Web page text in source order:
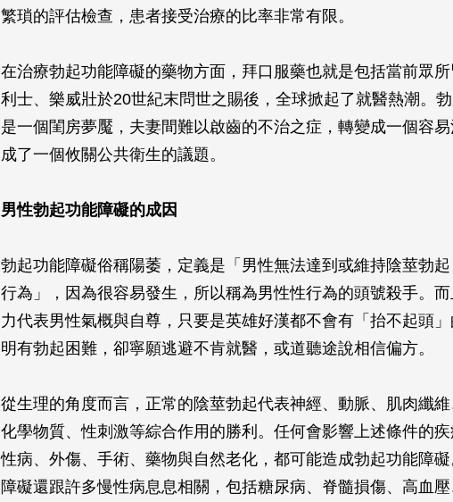
繁瑣的評估檢查，患者接受治療的比率非常有限。
在治療勃起功能障礙的藥物方面，拜口服藥也就是包括當前眾
利士、樂威壯於20世紀末問世之賜後，全球掀起了就醫熱潮。
是一個閨房夢魘，夫妻間難以啟齒的不治之症，轉變成一個容易
成了一個攸關公共衛生的議題。
男性勃起功能障礙的成因
勃起功能障礙俗稱陽萎，定義是「男性無法達到或維持陰莖勃
行為」，因為很容易發生，所以稱為男性性行為的頭號殺手。
力代表男性氣概與自尊，只要是英雄好漢都不會有「抬不起頭
明有勃起困難，卻寧願逃避不肯就醫，或道聽途說相信偏方。
從生理的角度而言，正常的陰莖勃起代表神經、動脈、肌肉纖維
化學物質、性刺激等綜合作用的勝利。任何會影響上述條件的
性病、外傷、手術、藥物與自然老化，都可能造成勃起功能障
障礙還跟許多慢性病息息相關，包括糖尿病、脊髓損傷、高血